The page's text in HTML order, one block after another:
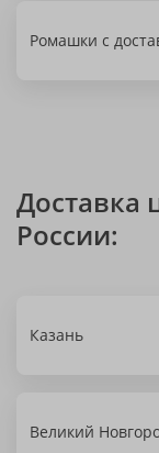
Ромашки с
Доставка
России:
Казань
Великий